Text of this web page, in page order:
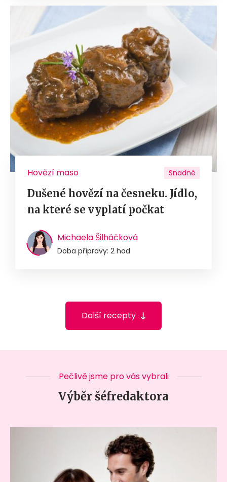
Hovězí maso Snadné
Dušené hovězí na česneku. Jídlo,
na které se vyplatí počkat
Michaela Šilháčková
Doba přípravy: 2 hod
Další recepty
Pečlivě jsme pro vás vybrali
Výběr šéfredaktora